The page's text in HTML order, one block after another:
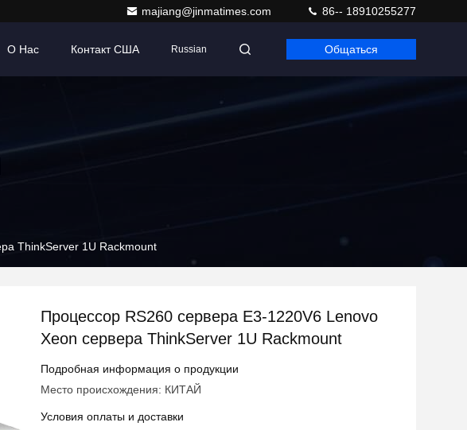
majiang@jinmatimes.com 86-- 18910255277
О Нас Контакт США Russian Общаться
ThinkServer 1U Rackmount
Процессор RS260 сервера E3-1220V6 Lenovo
Xeon сервера ThinkServer 1U Rackmount
Подробная информация о продукции
Место происхождения: КИТАЙ
Условия оплаты и доставки